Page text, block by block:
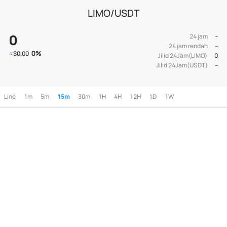
LIMO/USDT
0
≈$0.00 0%
24 jam
--
24 jam rendah
--
Jilid 24Jam(LIMO)
0
Jilid 24Jam(USDT)
--
Line 1m 5m 15m 30m 1H 4H 12H 1D 1W